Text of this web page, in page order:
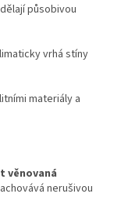
působivou
vrhá stíny
materiály a
věnovaná
nerušivou